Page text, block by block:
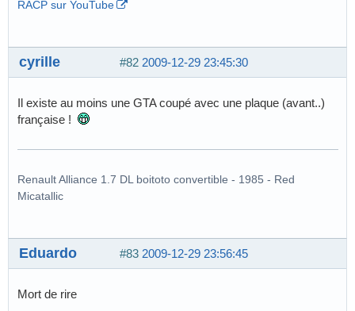
RACP sur YouTube
#82 2009-12-29 23:45:30
cyrille
Il existe au moins une GTA coupé avec une plaque (avant..)
française !
Renault Alliance 1.7 DL boitoto convertible - 1985 - Red
Micatallic
#83 2009-12-29 23:56:45
Eduardo
Mort de rire